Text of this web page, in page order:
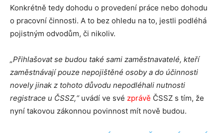
Konkrétně tedy dohodu o provedení práce nebo dohodu
o pracovní činnosti. A to bez ohledu na to, jestli podléhá
pojistným odvodům, či nikoliv.
„Přihlašovat se budou také sami zaměstnavatelé, kteří
zaměstnávají pouze nepojištěné osoby a do účinnosti
novely jinak z tohoto důvodu nepodléhali nutnosti
registrace u ČSSZ,“uvádí ve své zprávě ČSSZ s tím, že
nyní takovou zákonnou povinnost mít nově budou.